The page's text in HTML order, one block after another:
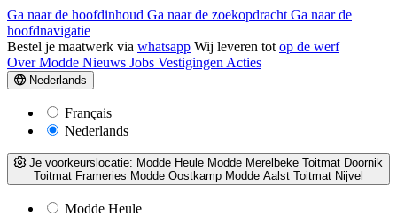
Ga naar de hoofdinhoud Ga naar de zoekopdracht Ga naar de
hoofdnavigatie
Bestel je maatwerk via whatsapp Wij leveren tot op de werf
Over Modde Nieuws Jobs Vestigingen Acties
Nederlands
Français
Nederlands
Je voorkeurslocatie: Modde Heule Modde Merelbeke Toitmat Doornik
Toitmat Frameries Modde Oostkamp Modde Aalst Toitmat Nijvel
Modde Heule